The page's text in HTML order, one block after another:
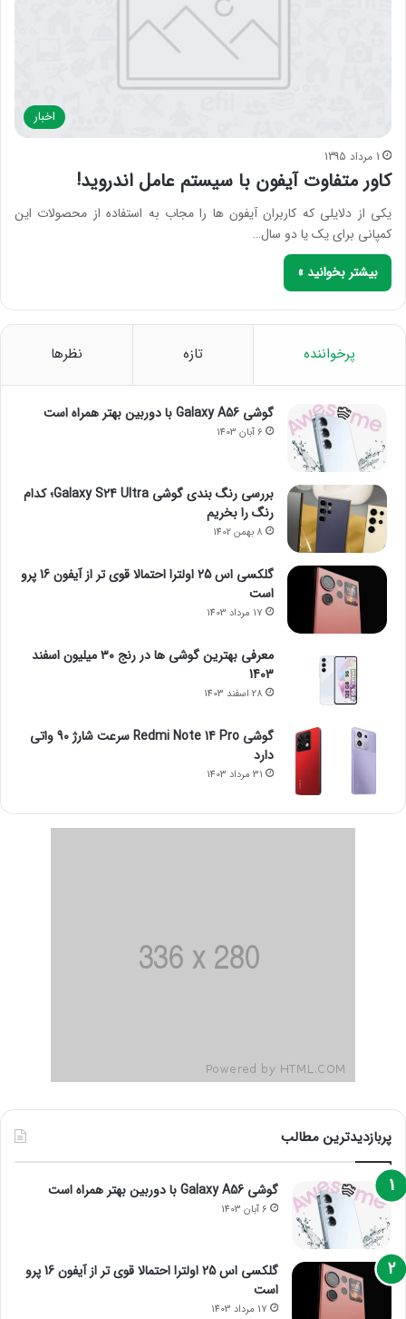
اخبار
1 مرداد 1395
کاور متفاوت آیفون با سیستم عامل اندروید!
یکی از دلایلی که کاربران آیفون ها را مجاب به استفاده از محصولات این
کمپانی برای یک یا دو سال…
بیشتر بخوانید »
پرخواننده تازه نظرها
گوشی Galaxy A56 با دوربین بهتر همراه است
6 آبان 1403
بررسی رنگ بندی گوشی Galaxy S24 Ultra؛ کدام
رنگ را بخریم
8 بهمن 1402
گلکسی اس 25 اولترا احتمالا قوی تر از آیفون 16 پرو
است
17 مرداد 1403
معرفی بهترین گوشی ها در رنج ۳۰ میلیون اسفند
1403
28 اسفند 1403
گوشی Redmi Note 14 Pro سرعت شارژ 90 واتی
دارد
31 مرداد 1403
پربازدیدترین مطالب
گوشی Galaxy A56 با دوربین بهتر همراه است
6 آبان 1403
گلکسی اس 25 اولترا احتمالا قوی تر از آیفون 16 پرو
است
17 مرداد 1403